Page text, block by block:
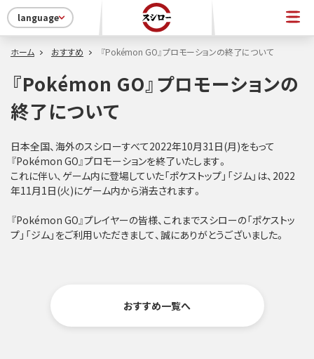
language
ホーム おすすめ 『Pokémon GO』プロモーションの終了について
『Pokémon GO』プロモーションの
終了について
日本全国、海外のスシローすべて2022年10月31日(月)をもって
『Pokémon GO』プロモーションを終了いたします。
これに伴い、ゲーム内に登場していた「ポケストップ」「ジム」は、2022
年11月1日(火)にゲーム内から消去されます。
『Pokémon GO』プレイヤーの皆様、これまでスシローの「ポケストッ
プ」「ジム」をご利用いただきまして、誠にありがとうございました。
おすすめ一覧へ